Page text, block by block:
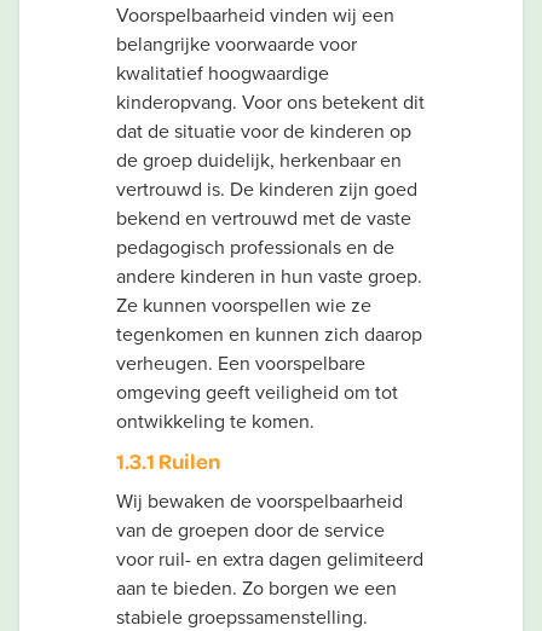
Voorspelbaarheid vinden wij een
belangrijke voorwaarde voor
kwalitatief hoogwaardige
kinderopvang. Voor ons betekent dit
dat de situatie voor de kinderen op
de groep duidelijk, herkenbaar en
vertrouwd is. De kinderen zijn goed
bekend en vertrouwd met de vaste
pedagogisch professionals en de
andere kinderen in hun vaste groep.
Ze kunnen voorspellen wie ze
tegenkomen en kunnen zich daarop
verheugen. Een voorspelbare
omgeving geeft veiligheid om tot
ontwikkeling te komen.
1.3.1 Ruilen
Wij bewaken de voorspelbaarheid
van de groepen door de service
voor ruil- en extra dagen gelimiteerd
aan te bieden. Zo borgen we een
stabiele groepssamenstelling.